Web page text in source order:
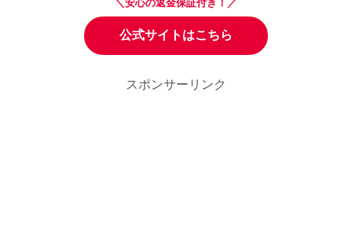
＼安心の返金保証付き！／
公式サイトはこちら
スポンサーリンク